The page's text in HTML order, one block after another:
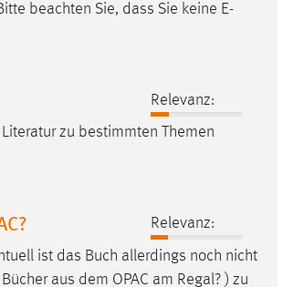
beachten Sie, dass Sie keine E-
Relevanz:
zu bestimmten Themen
Relevanz:
ist das Buch allerdings noch nicht
aus dem OPAC am Regal? ) zu